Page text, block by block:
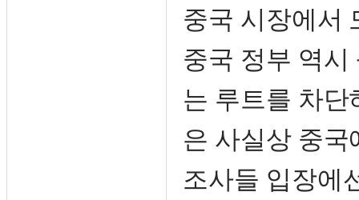
중국 시장에서
중국 정부 역
는 루트를 차
은 사실상 중
조사들 입장에